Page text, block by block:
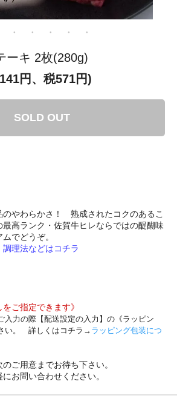
ーキ 2枚(280g)
円、税571円)
SOLD OUT
のやわらかさ！ 熟成されたコクのあるこ
高ランク・佐賀牛ヒレならではの醍醐味
でどうぞ。
調理法などはコチラ
ご指定できます》
入力の際【配送設定の入力】の《ラッピン
い。 詳しくはコチラ→ ラッピング包装につ
ご用意までお待ち下さい。
お問い合わせください。